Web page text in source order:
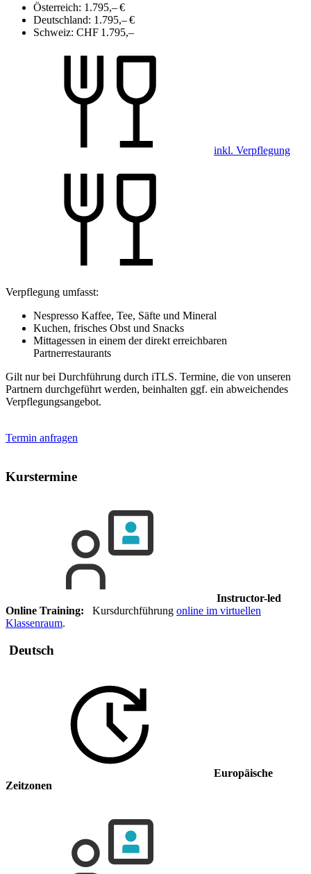
Österreich: 1.795,– €
Deutschland: 1.795,– €
Schweiz: CHF 1.795,–
inkl. Verpflegung
Verpflegung umfasst:
Nespresso Kaffee, Tee, Säfte und Mineral
Kuchen, frisches Obst und Snacks
Mittagessen in einem der direkt erreichbaren
Partnerrestaurants
Gilt nur bei Durchführung durch iTLS. Termine, die von unseren
Partnern durchgeführt werden, beinhalten ggf. ein abweichendes
Verpflegungsangebot.
Termin anfragen
Kurstermine
Instructor-led
Online Training: Kursdurchführung online im virtuellen
Klassenraum.
Deutsch
Europäische
Zeitzonen